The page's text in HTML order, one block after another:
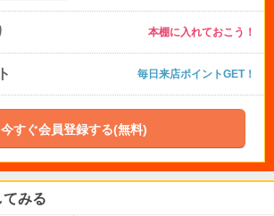
本棚に入れておこう！
毎日来店ポイントGET！
今すぐ会員登録する(無料)
みる